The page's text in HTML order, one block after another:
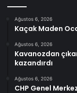
Ağustos 6, 2026
Kaçak Maden
Ağustos 6, 2026
Kavanozdan
kazandırdı
Ağustos 6, 2026
CHP Genel